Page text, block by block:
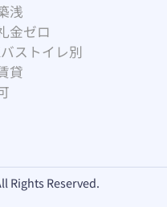
浅
金ゼロ
ストイレ別
貸
Rights Reserved.